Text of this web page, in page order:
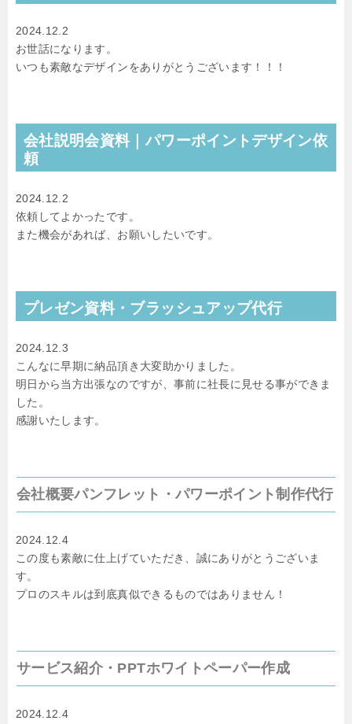
2024.12.2
お世話になります。
いつも素敵なデザインをありがとうございます！！！
会社説明会資料｜パワーポイントデザイン依
頼
2024.12.2
依頼してよかったです。
また機会があれば、お願いしたいです。
プレゼン資料・ブラッシュアップ代行
2024.12.3
こんなに早期に納品頂き大変助かりました。
明日から当方出張なのですが、事前に社長に見せる事ができま
した。
感謝いたします。
会社概要パンフレット・パワーポイント制作代行
2024.12.4
この度も素敵に仕上げていただき、誠にありがとうございま
す。
プロのスキルは到底真似できるものではありません！
サービス紹介・PPTホワイトペーパー作成
2024.12.4